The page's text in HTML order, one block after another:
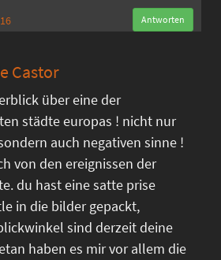
Antworten
Castor
über eine der
städte europas ! nicht nur
auch negativen sinne !
von den ereignissen der
du hast eine satte prise
in die bilder gepackt,
sind derzeit deine
haben es mir vor allem die